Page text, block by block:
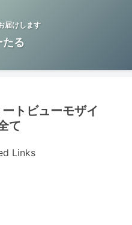
届けします
たる
トビューモザイ
て
Links